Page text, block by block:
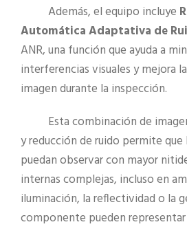
Además, el equipo incluye
Automática Adaptativa de
ANR, una función que ayuda a
interferencias visuales y mejora
imagen durante la inspección.
Esta combinación de
y reducción de ruido permite
puedan observar con mayor
internas complejas, incluso en
iluminación, la reflectividad o la
componente pueden